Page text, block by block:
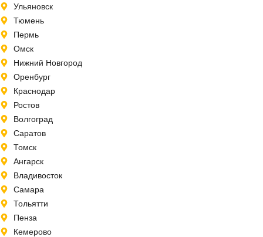
Ульяновск
Тюмень
Пермь
Омск
Нижний Новгород
Оренбург
Краснодар
Ростов
Волгоград
Саратов
Томск
Ангарск
Владивосток
Самара
Тольятти
Пенза
Кемерово